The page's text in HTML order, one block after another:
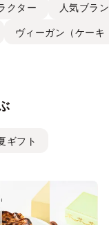
クター 人気ブラ
ヴィーガン（ケー
ギフト